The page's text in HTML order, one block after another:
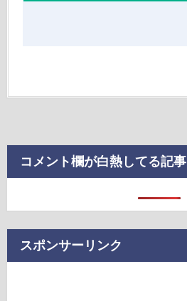
コメント欄が白熱してる記事
スポンサーリンク